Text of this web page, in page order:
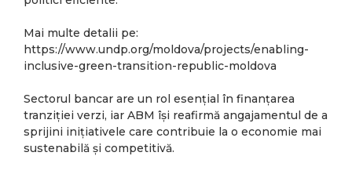
Mai multe detalii pe:
https://www.undp.org/moldova/projects/enabling-
inclusive-green-transition-republic-moldova
Sectorul bancar are un rol esențial în finanțarea
tranziției verzi, iar ABM își reafirmă angajamentul de a
sprijini inițiativele care contribuie la o economie mai
sustenabilă și competitivă.